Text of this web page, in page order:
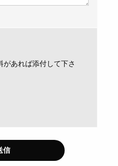
あれば添付して下さ